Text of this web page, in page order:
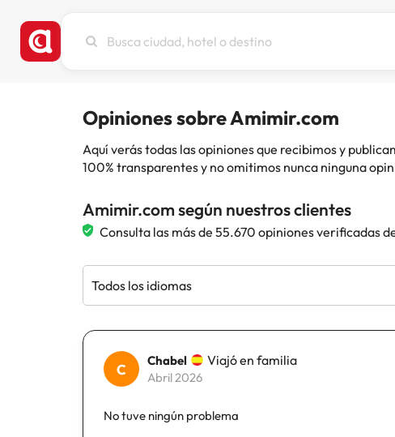
ciudad,
Opiniones sobre Amimir.com
Aquí verás todas las opiniones que recibimos y
100% transparentes y no omitimos nunca ninguna
Amimir.com según nuestros clientes
Consulta las más de 55.670 opiniones verificadas